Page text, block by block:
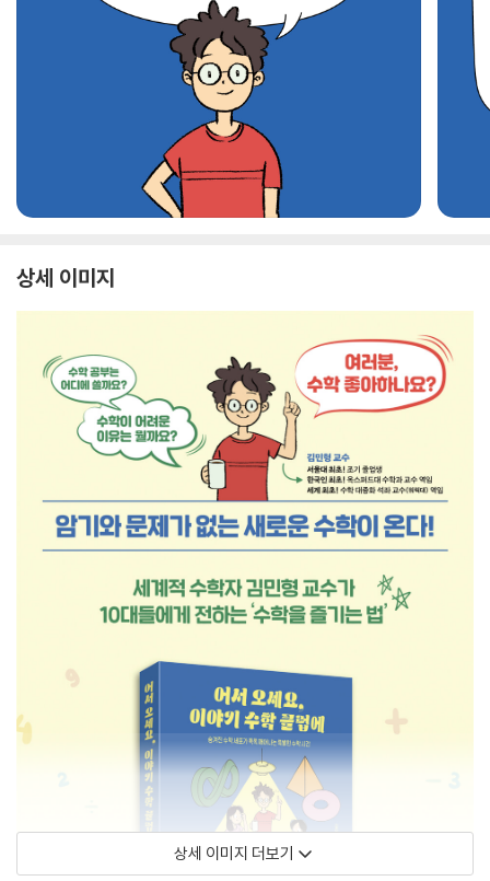
상세 이미지
상세 이미지 더보기